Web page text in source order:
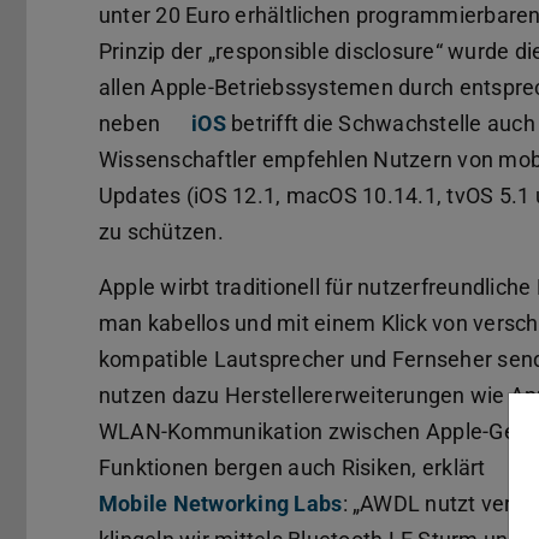
unter 20 Euro erhältlichen
Prinzip der „responsible disclosure“ wurde
allen Apple-Betriebssystemen durch
neben
iOSbetrifft die Schwachstelle auch
Wissenschaftler empfehlen Nutzern von
Updates (iOS 12.1, macOS 10.14.1, tvOS
zu schützen.
Apple wirbt traditionell für
man kabellos und mit einem Klick von
kompatible Lautsprecher und Fernseher
nutzen dazu Herstellererweiterungen wie
WLAN-Kommunikation zwischen Apple-
Funktionen bergen auch Risiken, erklärt
Mobile Networking Labs: „AWDL nutzt